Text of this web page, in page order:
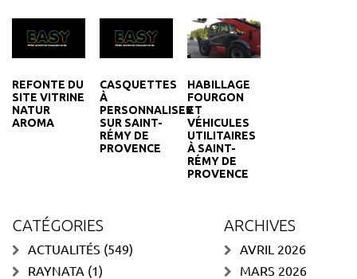
REFONTE DU
SITE VITRINE
NATUR
AROMA
CASQUETTES
À
PERSONNALISER
SUR SAINT-
RÉMY DE
PROVENCE
HABILLAGE
FOURGON
ET
VÉHICULES
UTILITAIRES
À SAINT-
RÉMY DE
PROVENCE
CATÉGORIES
ACTUALITÉS (549)
RAYNATA (1)
ARCHIVES
AVRIL 2026
MARS 2026